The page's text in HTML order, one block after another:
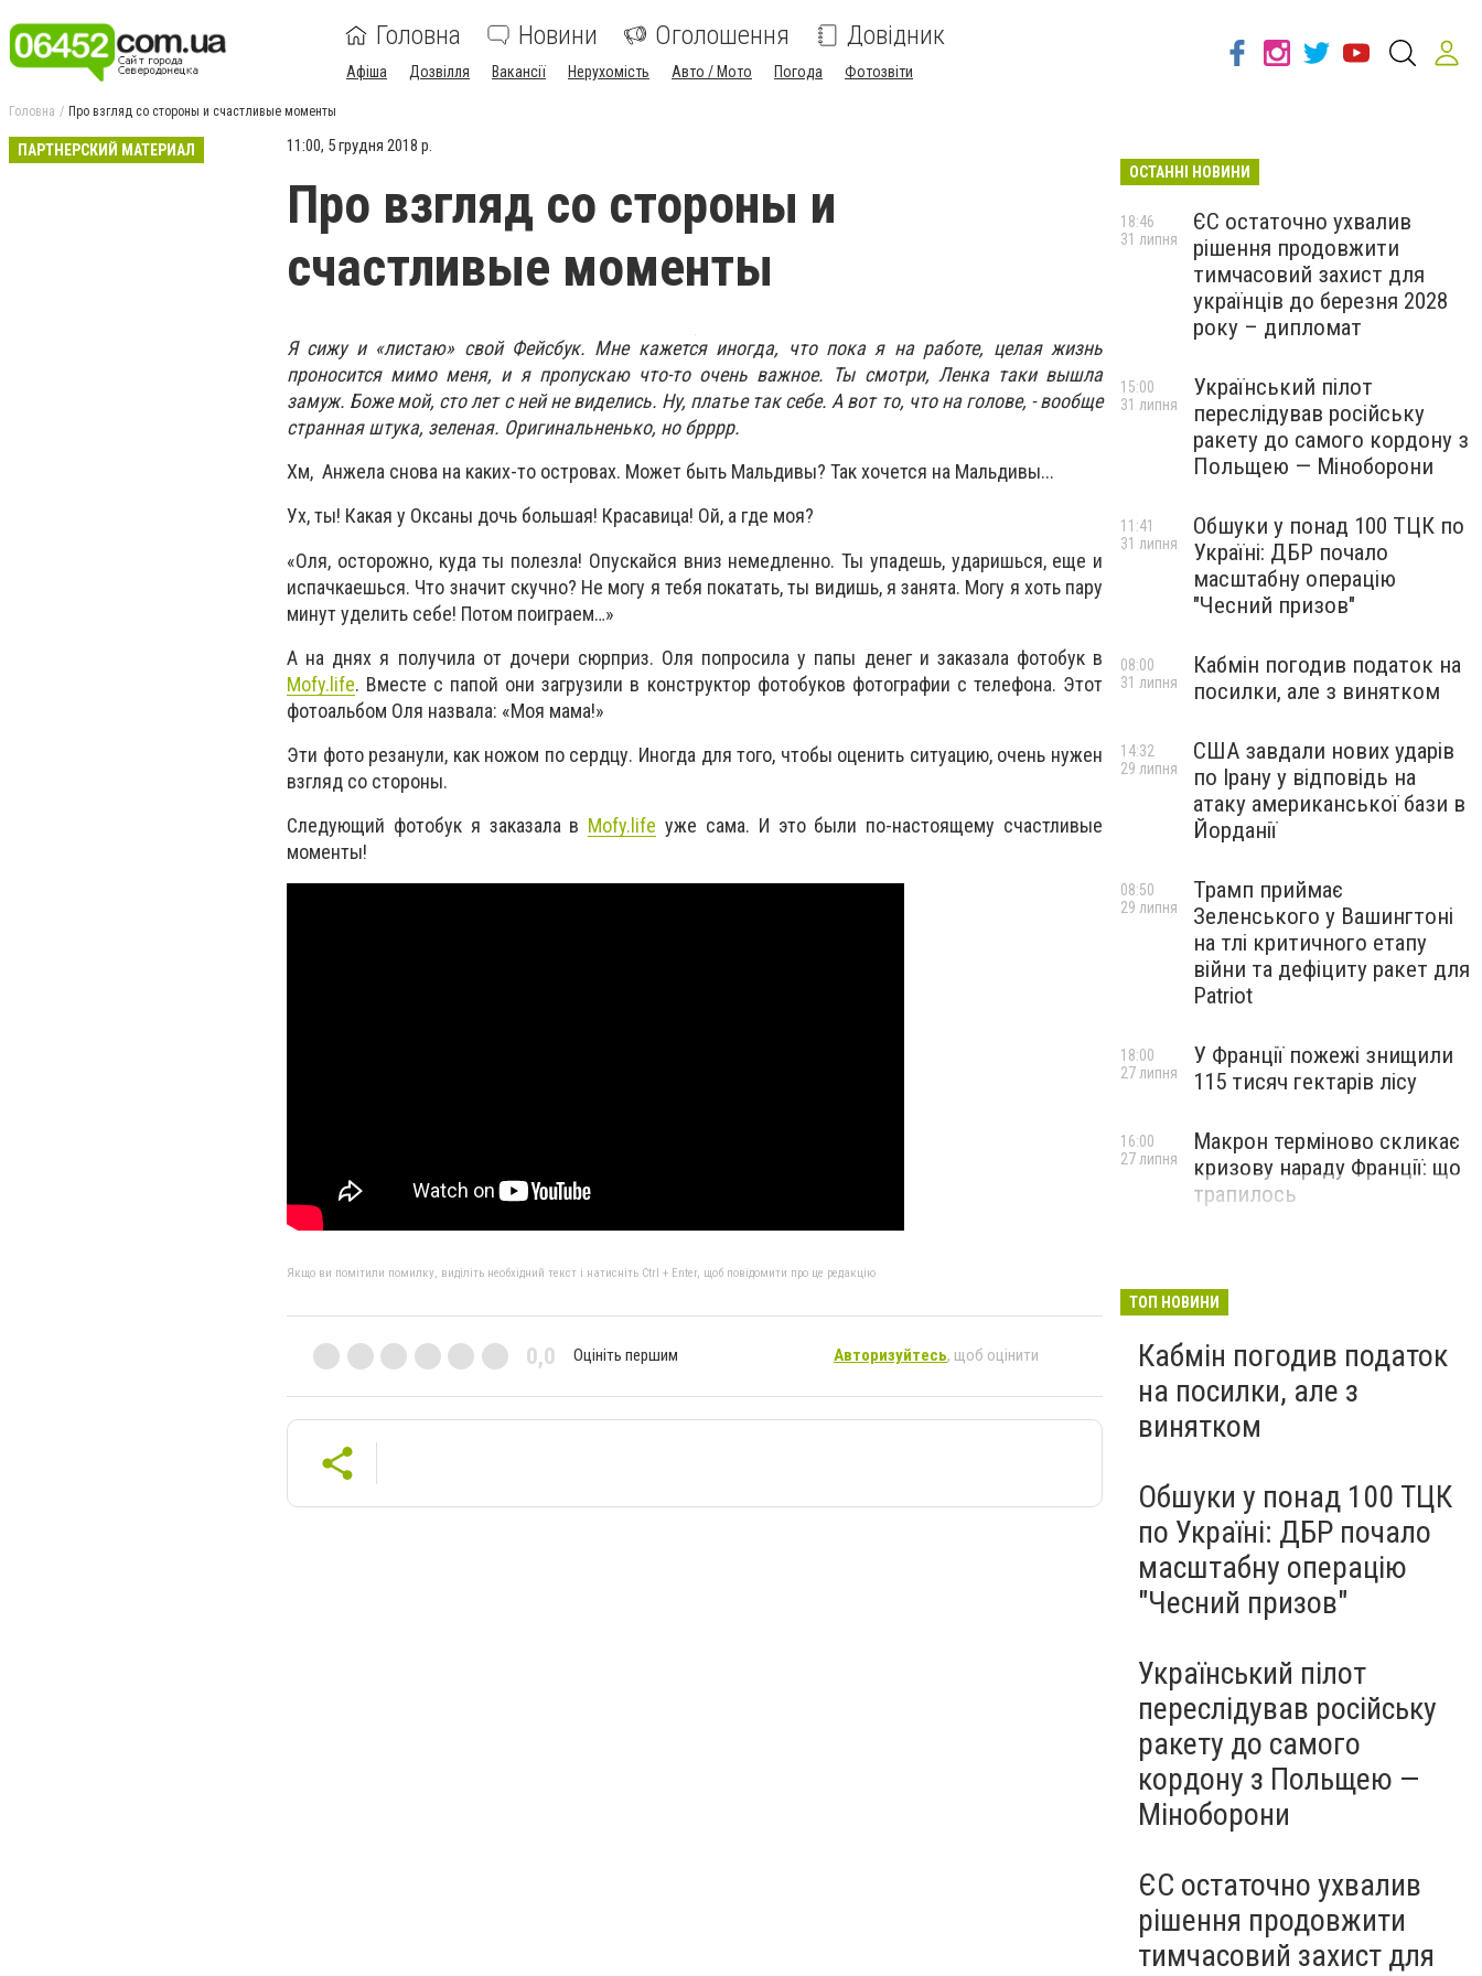
Головна Новини Оголошення Довідник
Афіша Дозвілля Вакансії Нерухомість Авто / Мото Погода Фотозвіти
Головна Про взгляд со стороны и счастливые моменты
ПАРТНЕРСКИЙ МАТЕРИАЛ 11:00, 5 грудня 2018 р.
Про взгляд со стороны и
счастливые моменты
Я сижу и «листаю» свой Фейсбук. Мне кажется иногда, что пока я на работе, целая жизнь
проносится мимо меня, и я пропускаю что-то очень важное. Ты смотри, Ленка таки вышла
замуж. Боже мой, сто лет с ней не виделись. Ну, платье так себе. А вот то, что на голове, - вообще
странная штука, зеленая. Оригинальненько, но брррр.
Хм, Анжела снова на каких-то островах. Может быть Мальдивы? Так хочется на Мальдивы...
Ух, ты! Какая у Оксаны дочь большая! Красавица! Ой, а где моя?
«Оля, осторожно, куда ты полезла! Опускайся вниз немедленно. Ты упадешь, ударишься, еще и
испачкаешься. Что значит скучно? Не могу я тебя покатать, ты видишь, я занята. Могу я хоть пару
минут уделить себе! Потом поиграем…»
А на днях я получила от дочери сюрприз. Оля попросила у папы денег и заказала фотобук в
Mofy.life. Вместе с папой они загрузили в конструктор фотобуков фотографии с телефона. Этот
фотоальбом Оля назвала: «Моя мама!»
Эти фото резанули, как ножом по сердцу. Иногда для того, чтобы оценить ситуацию, очень нужен
взгляд со стороны.
Следующий фотобук я заказала в Mofy.life уже сама. И это были по-настоящему счастливые
моменты!
Якщо ви помітили помилку, виділіть необхідний текст і натисніть Ctrl + Enter, щоб повідомити про це редакцію
0,0 Оцініть першим Авторизуйтесь, щоб оцінити
ОСТАННІ НОВИНИ
ЄС остаточно ухвалив
рішення продовжити
тимчасовий захист для
українців до березня 2028
року – дипломат
18:46
31 липня
Український пілот
переслідував російську
ракету до самого кордону з
Польщею — Міноборони
15:00
31 липня
Обшуки у понад 100 ТЦК по
Україні: ДБР почало
масштабну операцію
"Чесний призов"
11:41
31 липня
Кабмін погодив податок на
посилки, але з винятком
08:00
31 липня
США завдали нових ударів
по Ірану у відповідь на
атаку американської бази в
Йорданії
14:32
29 липня
Трамп приймає
Зеленського у Вашингтоні
на тлі критичного етапу
війни та дефіциту ракет для
Patriot
08:50
29 липня
У Франції пожежі знищили
115 тисяч гектарів лісу
18:00
27 липня
Макрон терміново скликає
кризову нараду Франції: що
трапилось
16:00
27 липня
ТОП НОВИНИ
Кабмін погодив податок
на посилки, але з
винятком
Обшуки у понад 100 ТЦК
по Україні: ДБР почало
масштабну операцію
"Чесний призов"
Український пілот
переслідував російську
ракету до самого
кордону з Польщею —
Міноборони
ЄС остаточно ухвалив
рішення продовжити
тимчасовий захист для